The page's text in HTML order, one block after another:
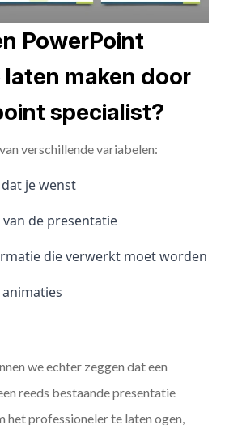
PowerPoint
maken door
specialist?
verschillende variabelen:
dat je wenst
de presentatie
die verwerkt moet worden
we echter zeggen dat een
reeds bestaande presentatie
het professioneler te laten ogen,